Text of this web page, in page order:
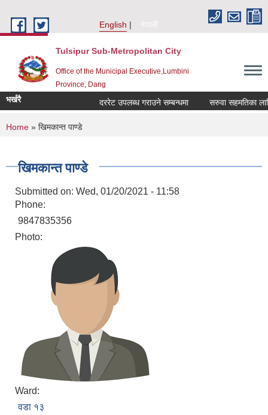
English
नेपाली
Tulsipur Sub-Metropolitan City
Office of the Municipal Executive,Lumbini
Province, Dang
भर्खरै दररेट उपलब्ध गराउने सम्बन्धमा सरुवा सहमतिका
You are here
Home » खिमकान्त पाण्डे
खिमकान्त पाण्डे
Submitted on: Wed, 01/20/2021 - 11:58
Phone:
9847835356
Photo:
Ward:
वडा १३